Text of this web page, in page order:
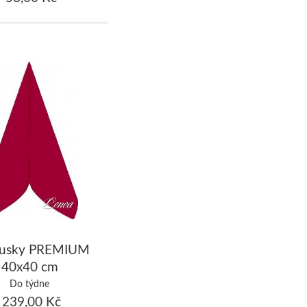
PREMIUM
40x40 cm
bal.50 ks
Do týdne
239,00 Kč